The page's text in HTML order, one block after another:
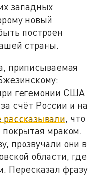
западных
новый
построен
страны.
приписываемая
гегемонии США
счёт России и на
рассказывали, что
покрытая мраком.
прозвучали они в
области, где
Пересказал фразу